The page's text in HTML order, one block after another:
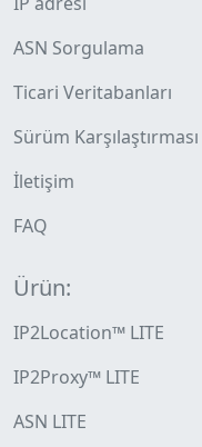
ASN Sorgulama
Ticari Veritabanları
Sürüm Karşılaştırması
İletişim
FAQ
Ürün:
IP2Location™ LITE
IP2Proxy™ LITE
ASN LITE